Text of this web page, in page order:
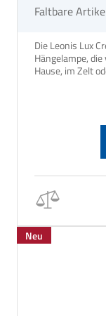
Faltbare
Die Leonis Lux
Hängelampe,
Neu